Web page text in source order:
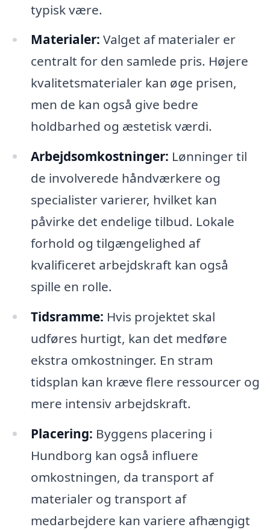
typisk være.
Materialer: Valget af materialer er
centralt for den samlede pris. Højere
kvalitetsmaterialer kan øge prisen,
men de kan også give bedre
holdbarhed og æstetisk værdi.
Arbejdsomkostninger: Lønninger til
de involverede håndværkere og
specialister varierer, hvilket kan
påvirke det endelige tilbud. Lokale
forhold og tilgængelighed af
kvalificeret arbejdskraft kan også
spille en rolle.
Tidsramme: Hvis projektet skal
udføres hurtigt, kan det medføre
ekstra omkostninger. En stram
tidsplan kan kræve flere ressourcer og
mere intensiv arbejdskraft.
Placering: Byggens placering i
Hundborg kan også influere
omkostningen, da transport af
materialer og transport af
medarbejdere kan variere afhængigt